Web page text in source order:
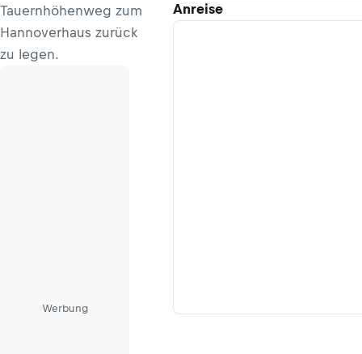
Tauernhöhenweg zum
Hannoverhaus zurück
zu legen.
Werbung
Anreise